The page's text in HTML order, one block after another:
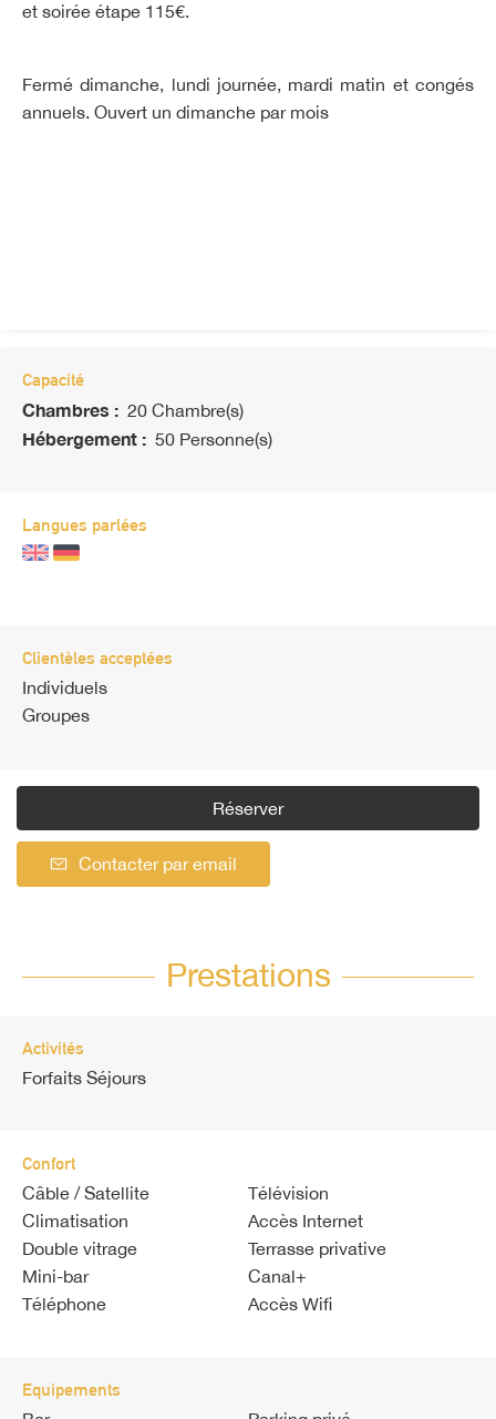
et soirée étape 115€.
Fermé dimanche, lundi journée, mardi matin et congés
annuels. Ouvert un dimanche par mois
Capacité
Chambres : 20 Chambre(s)
Hébergement : 50 Personne(s)
Langues parlées
Clientèles acceptées
Individuels
Groupes
Réserver
Contacter par email
Prestations
Activités
Forfaits Séjours
Confort
Câble / Satellite
Climatisation
Double vitrage
Mini-bar
Téléphone
Télévision
Accès Internet
Terrasse privative
Canal+
Accès Wifi
Equipements